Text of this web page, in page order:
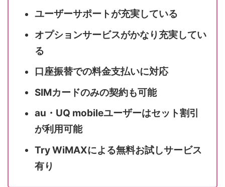
ユーザーサポートが充実している
オプションサービスがかなり充実してい
る
口座振替での料金支払いに対応
SIMカードのみの契約も可能
au・UQ mobileユーザーはセット割引
が利用可能
Try WiMAXによる無料お試しサービス
有り